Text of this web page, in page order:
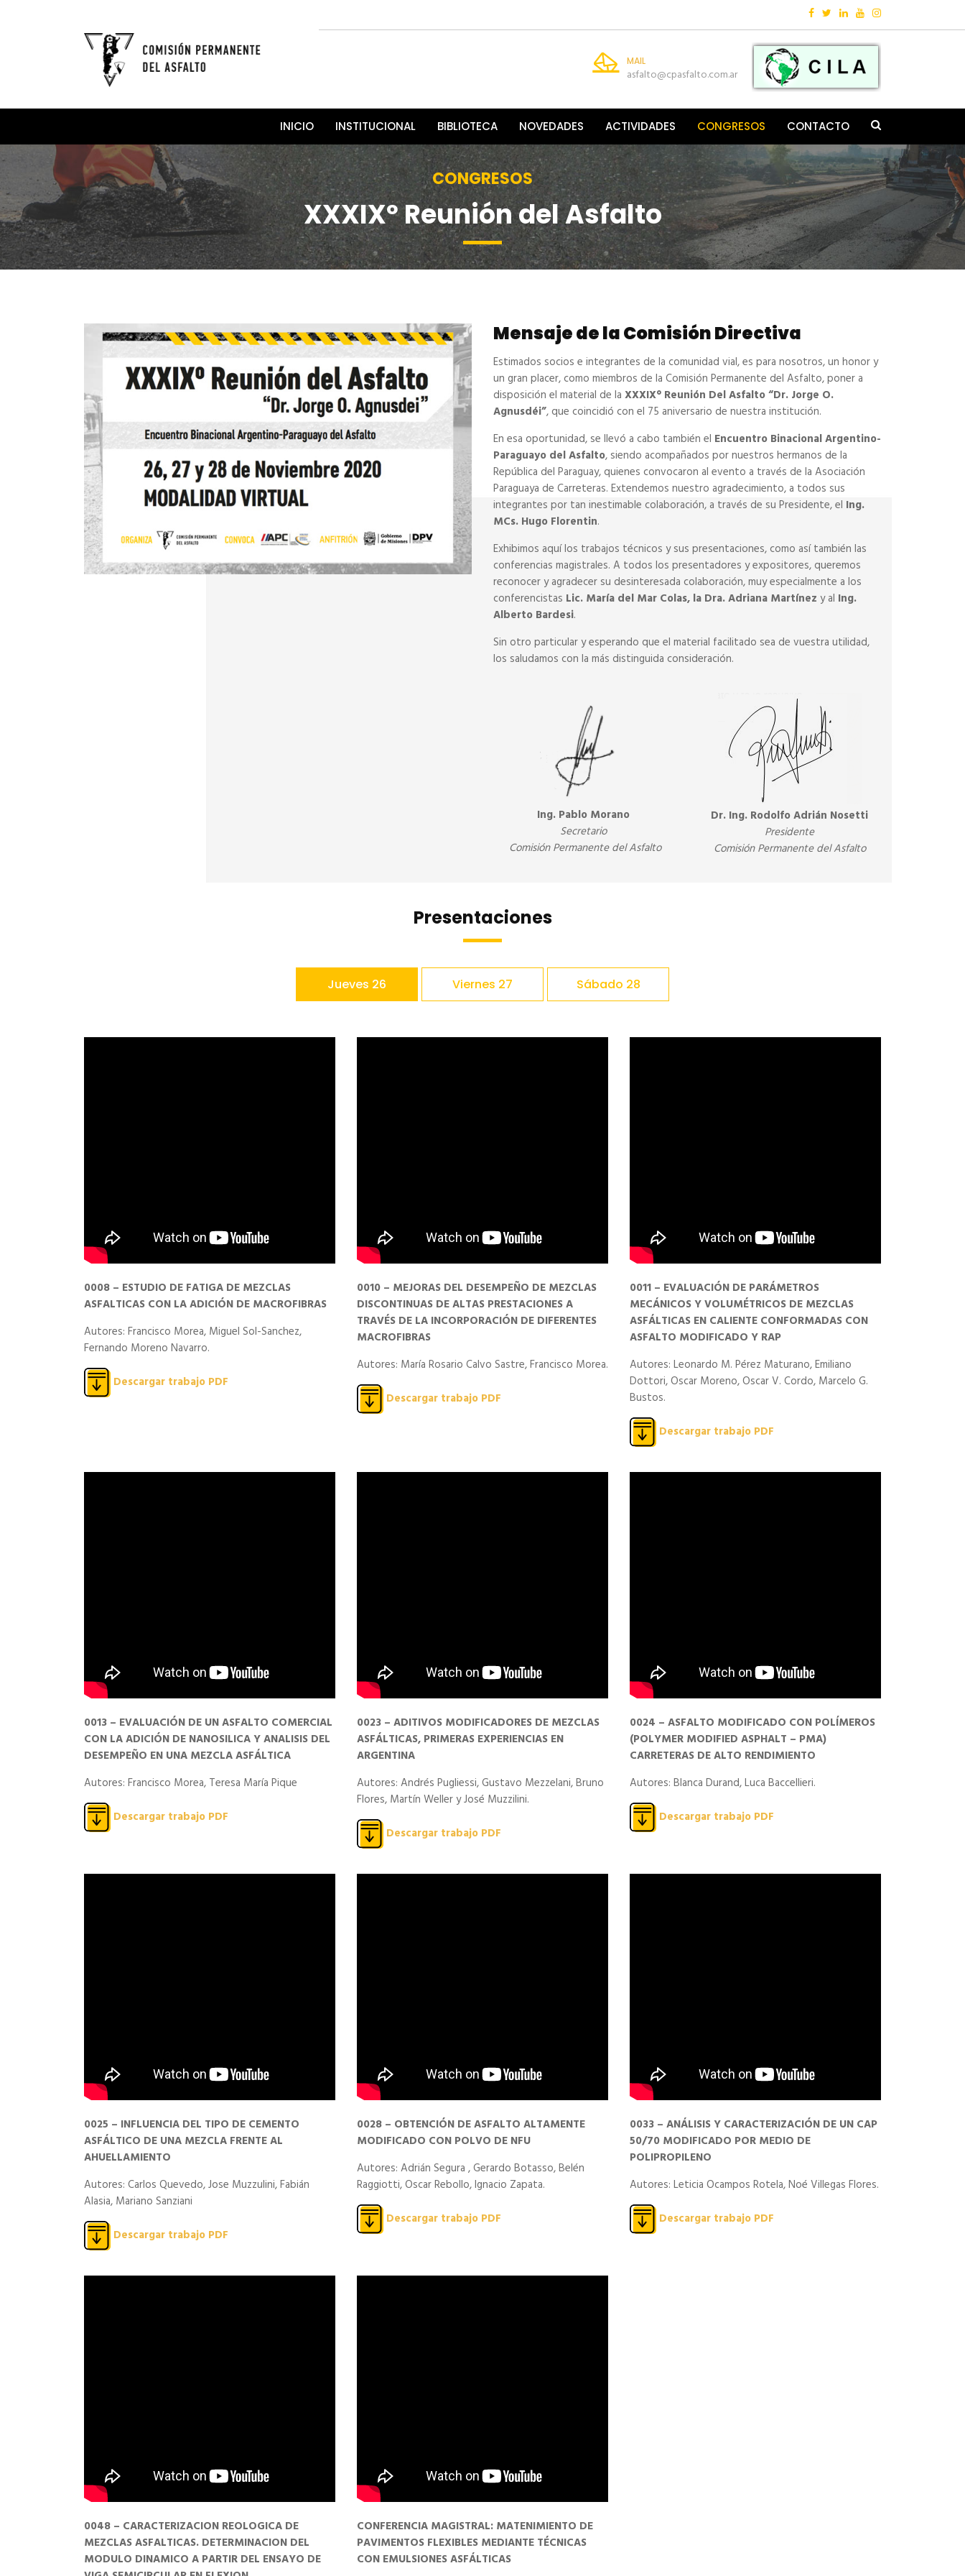
MAIL
asfalto@cpasfalto.com.ar
INICIO INSTITUCIONAL BIBLIOTECA NOVEDADES ACTIVIDADES CONGRESOS CONTACTO
CONGRESOS
XXXIXº Reunión del Asfalto
Mensaje de la Comisión Directiva
Estimados socios e integrantes de la comunidad vial, es para nosotros, un honor y
un gran placer, como miembros de la Comisión Permanente del Asfalto, poner a
disposición el material de la XXXIX° Reunión Del Asfalto “Dr. Jorge O.
Agnusdéi”, que coincidió con el 75 aniversario de nuestra institución.
En esa oportunidad, se llevó a cabo también el Encuentro Binacional Argentino-
Paraguayo del Asfalto, siendo acompañados por nuestros hermanos de la
República del Paraguay, quienes convocaron al evento a través de la Asociación
Paraguaya de Carreteras. Extendemos nuestro agradecimiento, a todos sus
integrantes por tan inestimable colaboración, a través de su Presidente, el Ing.
MCs. Hugo Florentin.
Exhibimos aquí los trabajos técnicos y sus presentaciones, como así también las
conferencias magistrales. A todos los presentadores y expositores, queremos
reconocer y agradecer su desinteresada colaboración, muy especialmente a los
conferencistas Lic. María del Mar Colas, la Dra. Adriana Martínez y al Ing.
Alberto Bardesi.
Sin otro particular y esperando que el material facilitado sea de vuestra utilidad,
los saludamos con la más distinguida consideración.
Ing. Pablo Morano
Secretario
Comisión Permanente del Asfalto
Dr. Ing. Rodolfo Adrián Nosetti
Presidente
Comisión Permanente del Asfalto
Presentaciones
Jueves 26 Viernes 27 Sábado 28
0008 – ESTUDIO DE FATIGA DE MEZCLAS
ASFALTICAS CON LA ADICIÓN DE MACROFIBRAS
Autores: Francisco Morea, Miguel Sol-Sanchez,
Fernando Moreno Navarro.
Descargar trabajo PDF
0010 – MEJORAS DEL DESEMPEÑO DE MEZCLAS
DISCONTINUAS DE ALTAS PRESTACIONES A
TRAVÉS DE LA INCORPORACIÓN DE DIFERENTES
MACROFIBRAS
Autores: María Rosario Calvo Sastre, Francisco Morea.
Descargar trabajo PDF
0011 – EVALUACIÓN DE PARÁMETROS
MECÁNICOS Y VOLUMÉTRICOS DE MEZCLAS
ASFÁLTICAS EN CALIENTE CONFORMADAS CON
ASFALTO MODIFICADO Y RAP
Autores: Leonardo M. Pérez Maturano, Emiliano
Dottori, Oscar Moreno, Oscar V. Cordo, Marcelo G.
Bustos.
Descargar trabajo PDF
0013 – EVALUACIÓN DE UN ASFALTO COMERCIAL
CON LA ADICIÓN DE NANOSILICA Y ANALISIS DEL
DESEMPEÑO EN UNA MEZCLA ASFÁLTICA
Autores: Francisco Morea, Teresa María Pique
Descargar trabajo PDF
0023 – ADITIVOS MODIFICADORES DE MEZCLAS
ASFÁLTICAS, PRIMERAS EXPERIENCIAS EN
ARGENTINA
Autores: Andrés Pugliessi, Gustavo Mezzelani, Bruno
Flores, Martín Weller y José Muzzilini.
Descargar trabajo PDF
0024 – ASFALTO MODIFICADO CON POLÍMEROS
(POLYMER MODIFIED ASPHALT – PMA)
CARRETERAS DE ALTO RENDIMIENTO
Autores: Blanca Durand, Luca Baccellieri.
Descargar trabajo PDF
0025 – INFLUENCIA DEL TIPO DE CEMENTO
ASFÁLTICO DE UNA MEZCLA FRENTE AL
AHUELLAMIENTO
Autores: Carlos Quevedo, Jose Muzzulini, Fabián
Alasia, Mariano Sanziani
Descargar trabajo PDF
0028 – OBTENCIÓN DE ASFALTO ALTAMENTE
MODIFICADO CON POLVO DE NFU
Autores: Adrián Segura , Gerardo Botasso, Belén
Raggiotti, Oscar Rebollo, Ignacio Zapata.
Descargar trabajo PDF
0033 – ANÁLISIS Y CARACTERIZACIÓN DE UN CAP
50/70 MODIFICADO POR MEDIO DE
POLIPROPILENO
Autores: Leticia Ocampos Rotela, Noé Villegas Flores.
Descargar trabajo PDF
0048 – CARACTERIZACION REOLOGICA DE
MEZCLAS ASFALTICAS. DETERMINACION DEL
MODULO DINAMICO A PARTIR DEL ENSAYO DE
CONFERENCIA MAGISTRAL: MATENIMIENTO DE
PAVIMENTOS FLEXIBLES MEDIANTE TÉCNICAS
CON EMULSIONES ASFÁLTICAS